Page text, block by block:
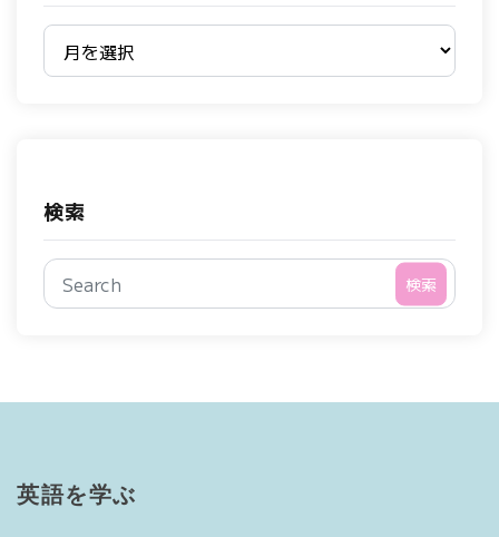
過去のブログ
検索
検索
英語を学ぶ